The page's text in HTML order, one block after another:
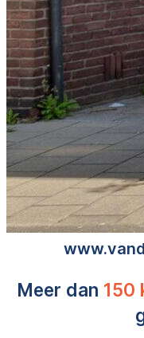
Meer dan 150